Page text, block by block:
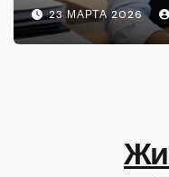
23 МАРТА 2026